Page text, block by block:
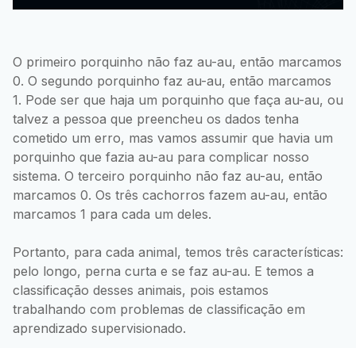
O primeiro porquinho não faz au-au, então marcamos
0. O segundo porquinho faz au-au, então marcamos
1. Pode ser que haja um porquinho que faça au-au, ou
talvez a pessoa que preencheu os dados tenha
cometido um erro, mas vamos assumir que havia um
porquinho que fazia au-au para complicar nosso
sistema. O terceiro porquinho não faz au-au, então
marcamos 0. Os três cachorros fazem au-au, então
marcamos 1 para cada um deles.
Portanto, para cada animal, temos três características:
pelo longo, perna curta e se faz au-au. E temos a
classificação desses animais, pois estamos
trabalhando com problemas de classificação em
aprendizado supervisionado.